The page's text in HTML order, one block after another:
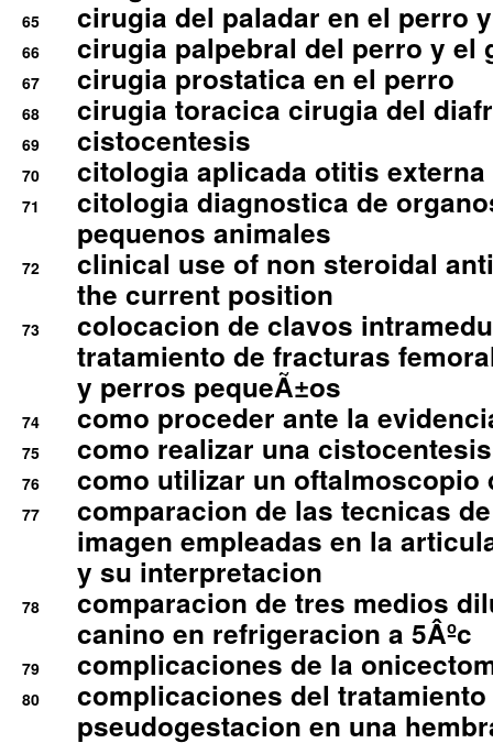
65 cirugia del paladar en el perro
66 cirugia palpebral del perro y el
67 cirugia prostatica en el perro
68 cirugia toracica cirugia del
69 cistocentesis
70 citologia aplicada otitis externa
71
citologia diagnostica de
pequenos animales
72
clinical use of non steroidal
the current position
73
colocacion de clavos
tratamiento de fracturas
y perros pequeÃ±os
74 como proceder ante la
75 como realizar una
76 como utilizar un oftalmoscopio
77
comparacion de las tecnicas
imagen empleadas en la
y su interpretacion
78
comparacion de tres medios
canino en refrigeracion a 5Âºc
79 complicaciones de la
80
complicaciones del
pseudogestacion en una